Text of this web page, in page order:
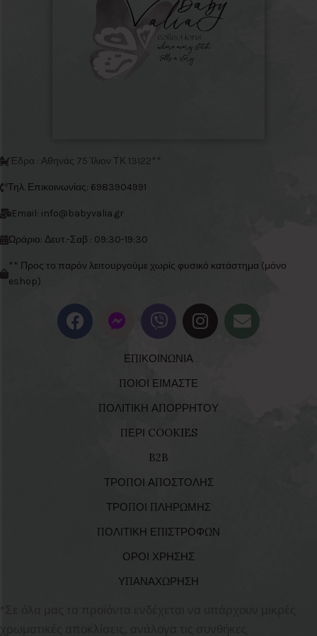
Έδρα : Αθηνάς 75 Ίλιον ΤΚ 13122**
Τηλ. Επικοινωνίας: 6983904991
Email: info@babyvalia.gr
Ωράριο: Δευτ.-Σαβ : 09:30-19:30
** Προς το παρόν λειτουργούμε χωρίς φυσικό κατάστημα (μόνο
eshop)
ΕΠΙΚΟΙΝΩΝΙΑ
ΠΟΙΟΙ ΕΙΜΑΣΤΕ
ΠΟΛΙΤΙΚΗ ΑΠΟΡΡΗΤΟΥ
ΠΕΡΙ COOKIES
B2B
ΤΡΟΠΟΙ ΑΠΟΣΤΟΛΗΣ
ΤΡΟΠΟΙ ΠΛΗΡΩΜΗΣ
ΠΟΛΙΤΙΚΗ ΕΠΙΣΤΡΟΦΩΝ
ΟΡΟΙ ΧΡΗΣΗΣ
ΥΠΑΝΑΧΩΡΗΣΗ
χρωματικές αποκλίσεις, ανάλογα τις συνθήκες